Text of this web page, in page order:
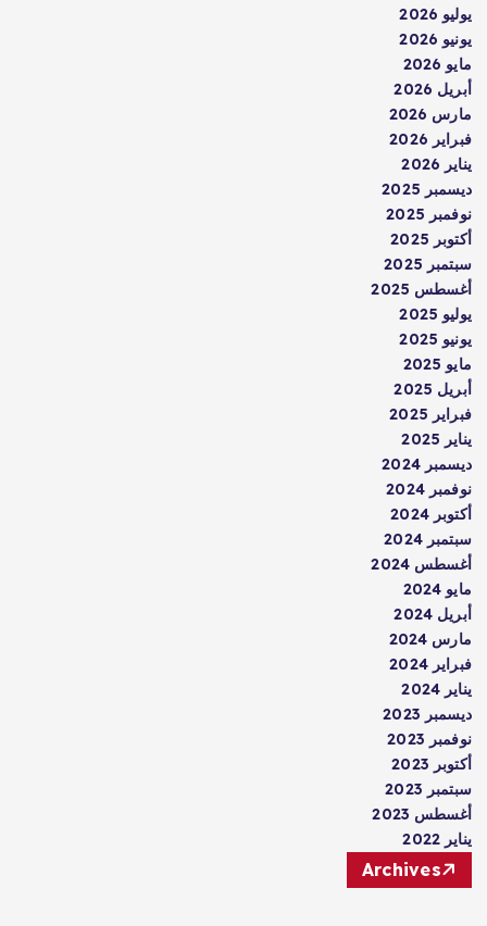
يوليو 2026
يونيو 2026
مايو 2026
أبريل 2026
مارس 2026
فبراير 2026
يناير 2026
ديسمبر 2025
نوفمبر 2025
أكتوبر 2025
سبتمبر 2025
أغسطس 2025
يوليو 2025
يونيو 2025
مايو 2025
أبريل 2025
فبراير 2025
يناير 2025
ديسمبر 2024
نوفمبر 2024
أكتوبر 2024
سبتمبر 2024
أغسطس 2024
مايو 2024
أبريل 2024
مارس 2024
فبراير 2024
يناير 2024
ديسمبر 2023
نوفمبر 2023
أكتوبر 2023
سبتمبر 2023
أغسطس 2023
يناير 2022
Archives